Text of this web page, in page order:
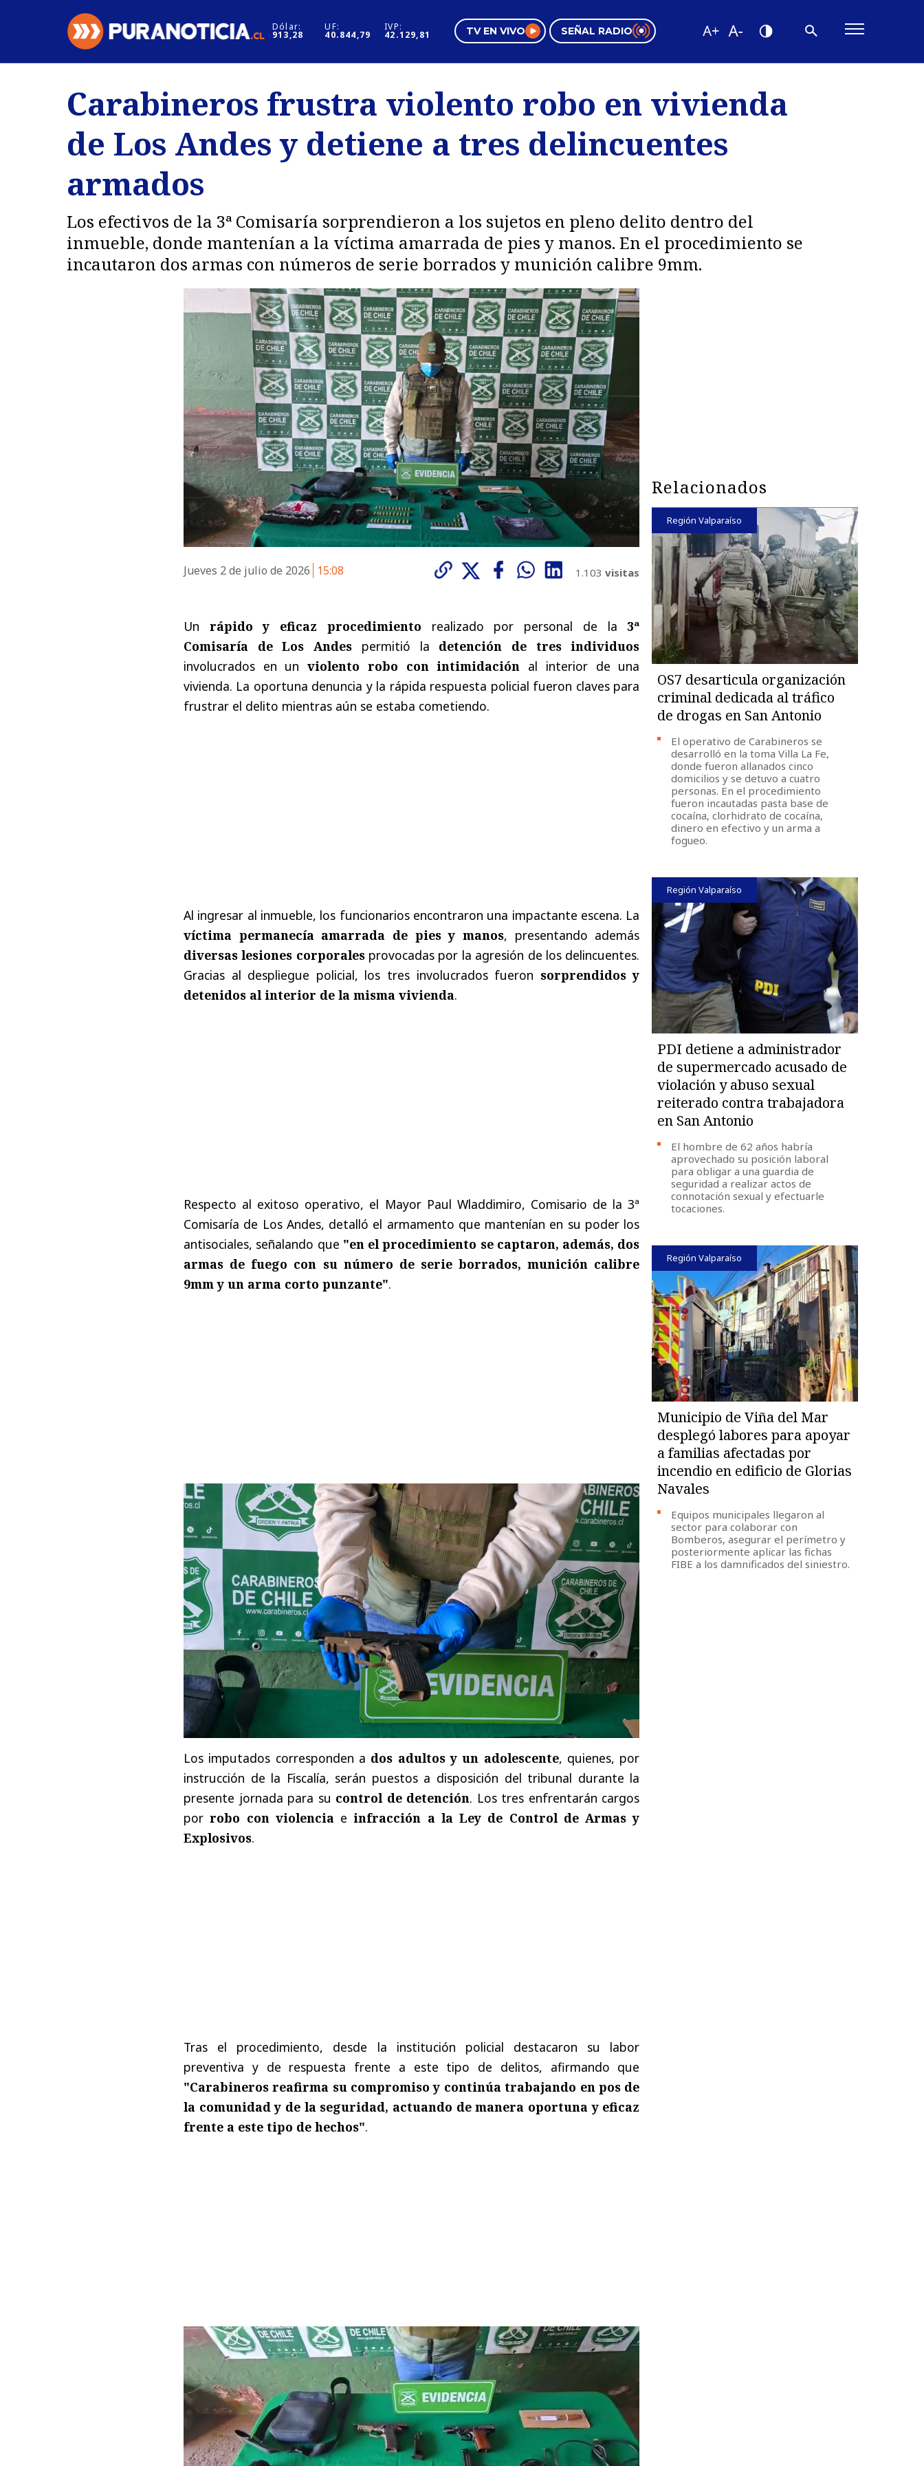
Dólar:
913,28
UF:
40.844,79
IVP:
42.129,81 TV EN VIVO SEÑAL RADIO
Regiones
Deportes
Internacional
Motores
Negocios
Pura Mujer
Tendencias
Videos
Carabineros frustra violento robo en vivienda
de Los Andes y detiene a tres delincuentes
armados
Los efectivos de la 3ª Comisaría sorprendieron a los sujetos en pleno delito dentro del
inmueble, donde mantenían a la víctima amarrada de pies y manos. En el procedimiento se
incautaron dos armas con números de serie borrados y munición calibre 9mm.
Jueves 2 de julio de 2026 15:08 1.103 visitas
Un rápido y eficaz procedimiento realizado por personal de la3ª
Comisaría de Los Andes permitió la detención de tres individuos
involucrados en unviolento robo con intimidación al interior de una
vivienda. La oportuna denuncia y la rápida respuesta policial fueron claves para
frustrar el delito mientras aún se estaba cometiendo.
Al ingresar al inmueble, los funcionarios encontraron una impactante escena. La
víctima permanecía amarrada de pies y manos, presentando además
diversas lesiones corporalesprovocadas por la agresión de los delincuentes.
Gracias al despliegue policial, los tres involucrados fueron sorprendidos y
detenidos al interior de la misma vivienda.
Respecto al exitoso operativo, el Mayor Paul Wladdimiro, Comisario de la 3ª
Comisaría de Los Andes, detalló el armamento que mantenían en su poder los
antisociales, señalando que "en el procedimiento se captaron, además, dos
armas de fuego con su número de serie borrados, munición calibre
9mm y un arma corto punzante".
Los imputados corresponden a dos adultos y un adolescente, quienes, por
instrucción de la Fiscalía, serán puestos a disposición del tribunal durante la
presente jornada para su control de detención. Los tres enfrentarán cargos
porrobo con violenciaeinfracción a la Ley de Control de Armas y
Explosivos.
Tras el procedimiento, desde la institución policial destacaron su labor
preventiva y de respuesta frente a este tipo de delitos, afirmando que
"Carabineros reafirma su compromiso y continúa trabajando en pos de
la comunidad y de la seguridad, actuando de manera oportuna y eficaz
frente a este tipo de hechos".
Relacionados
Región Valparaíso
OS7 desarticula organización
criminal dedicada al tráfico
de drogas en San Antonio
El operativo de Carabineros se
desarrolló en la toma Villa La Fe,
donde fueron allanados cinco
domicilios y se detuvo a cuatro
personas. En el procedimiento
fueron incautadas pasta base de
cocaína, clorhidrato de cocaína,
dinero en efectivo y un arma a
fogueo.
Región Valparaíso
PDI detiene a administrador
de supermercado acusado de
violación y abuso sexual
reiterado contra trabajadora
en San Antonio
El hombre de 62 años habría
aprovechado su posición laboral
para obligar a una guardia de
seguridad a realizar actos de
connotación sexual y efectuarle
tocaciones.
Región Valparaíso
Municipio de Viña del Mar
desplegó labores para apoyar
a familias afectadas por
incendio en edificio de Glorias
Navales
Equipos municipales llegaron al
sector para colaborar con
Bomberos, asegurar el perímetro y
posteriormente aplicar las fichas
FIBE a los damnificados del siniestro.